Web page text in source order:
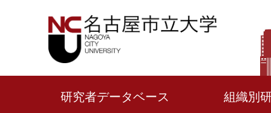
研究者データベース 組織別